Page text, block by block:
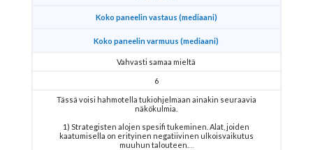
Koko paneelin vastaus (mediaani)
Koko paneelin varmuus (mediaani)
Vahvasti samaa mieltä
6
Tässä voisi hahmotella tukiohjelmaan ainakin seuraavia
näkökulmia.
1) Strategisten alojen spesifi tukeminen. Alat, joiden
kaatumisella on erityinen negatiivinen ulkoisvaikutus
muuhun talouteen.